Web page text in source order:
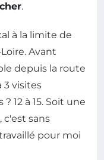
.
à la limite de
Avant
depuis la route
3 visites
12 à 15. Soit une
c'est sans
pour moi